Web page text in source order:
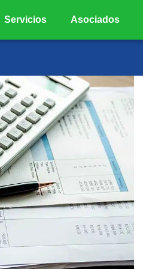
Servicios Asociados